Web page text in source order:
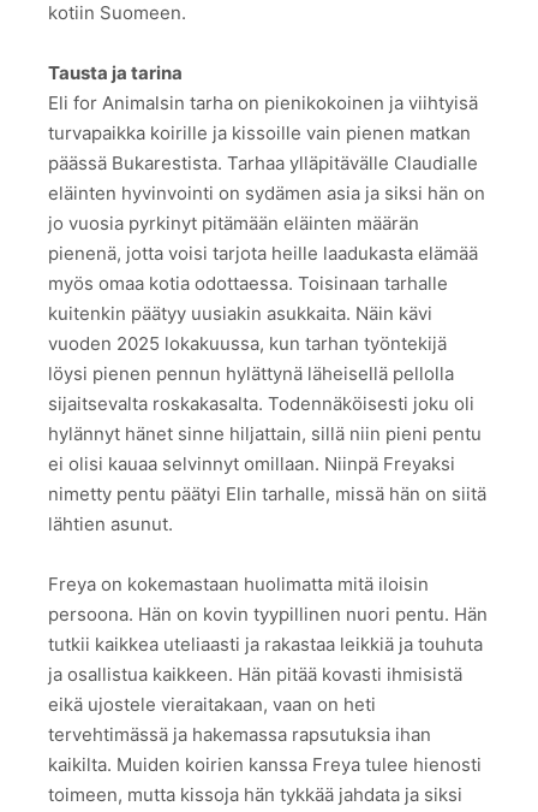
kotiin Suomeen.
Tausta ja tarina
Eli for Animalsin tarha on pienikokoinen ja viihtyisä
turvapaikka koirille ja kissoille vain pienen matkan
päässä Bukarestista. Tarhaa ylläpitävälle Claudialle
eläinten hyvinvointi on sydämen asia ja siksi hän on
jo vuosia pyrkinyt pitämään eläinten määrän
pienenä, jotta voisi tarjota heille laadukasta elämää
myös omaa kotia odottaessa. Toisinaan tarhalle
kuitenkin päätyy uusiakin asukkaita. Näin kävi
vuoden 2025 lokakuussa, kun tarhan työntekijä
löysi pienen pennun hylättynä läheisellä pellolla
sijaitsevalta roskakasalta. Todennäköisesti joku oli
hylännyt hänet sinne hiljattain, sillä niin pieni pentu
ei olisi kauaa selvinnyt omillaan. Niinpä Freyaksi
nimetty pentu päätyi Elin tarhalle, missä hän on siitä
lähtien asunut.
Freya on kokemastaan huolimatta mitä iloisin
persoona. Hän on kovin tyypillinen nuori pentu. Hän
tutkii kaikkea uteliaasti ja rakastaa leikkiä ja touhuta
ja osallistua kaikkeen. Hän pitää kovasti ihmisistä
eikä ujostele vieraitakaan, vaan on heti
tervehtimässä ja hakemassa rapsutuksia ihan
kaikilta. Muiden koirien kanssa Freya tulee hienosti
toimeen, mutta kissoja hän tykkää jahdata ja siksi